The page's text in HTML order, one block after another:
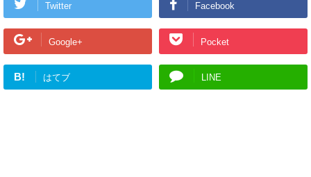
Twitter Facebook
Google+ Pocket
B! はてブ LINE